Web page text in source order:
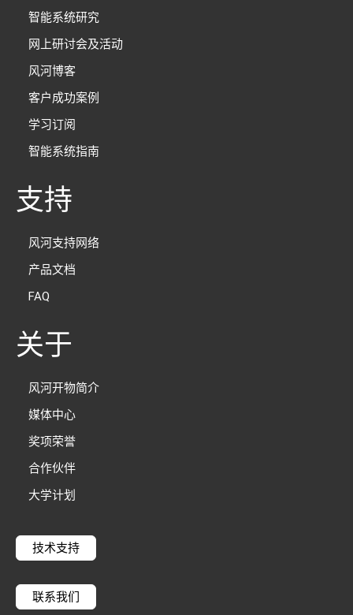
智能系统研究
网上研讨会及活动
风河博客
客户成功案例
学习订阅
智能系统指南
支持
风河支持网络
产品文档
FAQ
关于
风河开物简介
媒体中心
奖项荣誉
合作伙伴
大学计划
技术支持
联系我们